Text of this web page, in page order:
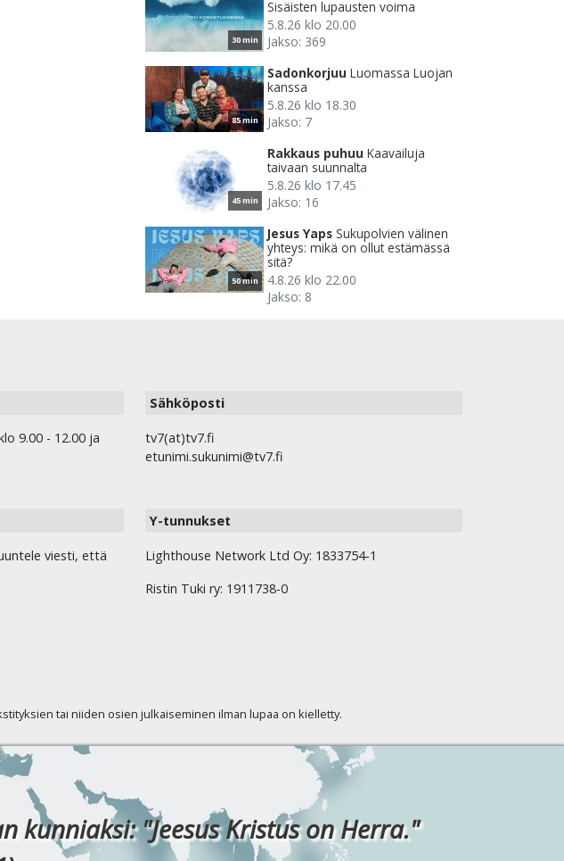
30 min
Sisäisten lupausten voima
5.8.26 klo 20.00
Jakso: 369
85 min
Sadonkorjuu Luomassa Luojan
kanssa
5.8.26 klo 18.30
Jakso: 7
45 min
Rakkaus puhuu Kaavailuja
taivaan suunnalta
5.8.26 klo 17.45
Jakso: 16
50 min
Jesus Yaps Sukupolvien välinen
yhteys: mikä on ollut estämässä
sitä?
4.8.26 klo 22.00
Jakso: 8
9.00 - 12.00 ja
Sähköposti
tv7(at)tv7.fi
etunimi.sukunimi@tv7.fi
viesti, että
Y-tunnukset
Lighthouse Network Ltd Oy: 1833754-1
Ristin Tuki ry: 1911738-0
tai niiden osien julkaiseminen ilman lupaa on kielletty.
kunniaksi: "Jeesus Kristus on Herra."